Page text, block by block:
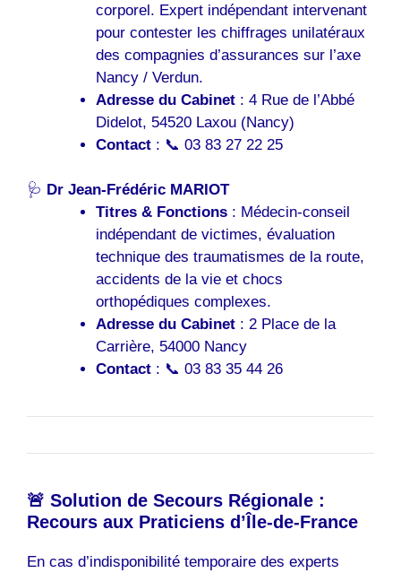
corporel. Expert indépendant intervenant
pour contester les chiffrages unilatéraux
des compagnies d’assurances sur l’axe
Nancy / Verdun.
Adresse du Cabinet: 4 Rue de l’Abbé
Didelot, 54520 Laxou (Nancy)
Contact: 📞 03 83 27 22 25
🩺 Dr Jean-Frédéric MARIOT
Titres & Fonctions: Médecin-conseil
indépendant de victimes, évaluation
technique des traumatismes de la route,
accidents de la vie et chocs
orthopédiques complexes.
Adresse du Cabinet: 2 Place de la
Carrière, 54000 Nancy
Contact: 📞 03 83 35 44 26
🚨 Solution de Secours Régionale :
Recours aux Praticiens d’Île-de-France
En cas d’indisponibilité temporaire des experts